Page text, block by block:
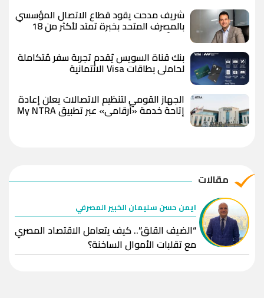
شريف مدحت يقود قطاع الاتصال المؤسسي
بالمصرف المتحد بخبرة تمتد لأكثر من 18
عاماً
بنك قناة السويس يُقدم تجربة سفر مُتكاملة
لحاملي بطاقات Visa الائتمانية
الجهاز القومي لتنظيم الاتصالات يعلن إعادة
إتاحة خدمة «أرقامي» عبر تطبيق My NTRA
بحل فني مؤقت لحين استكمال التحديثات
مقالات
ايمن حسن سليمان الخبير المصرفي
“الضيف القلق”.. كيف يتعامل الاقتصاد المصري
مع تقلبات الأموال الساخنة؟